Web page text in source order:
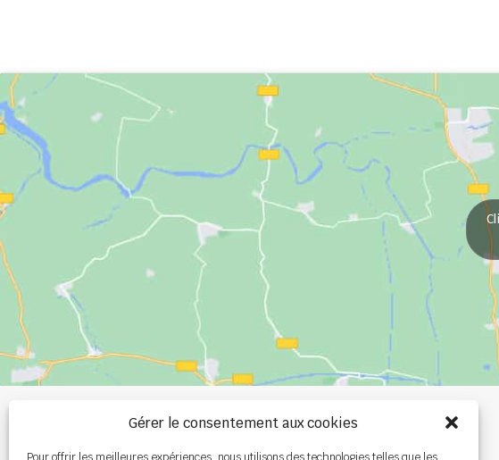
Gérer le consentement aux cookies+33 (0)2 99 00 84 84